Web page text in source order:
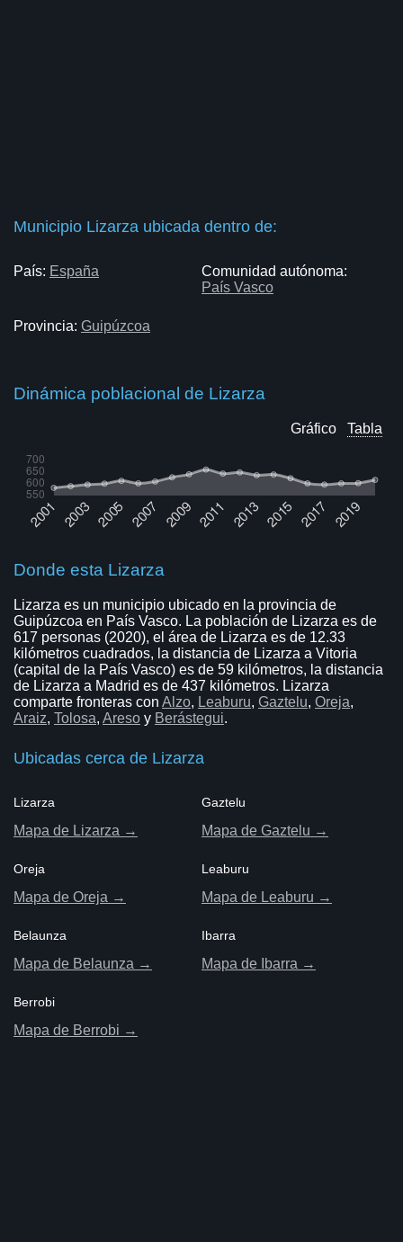
Municipio Lizarza ubicada dentro de:
País: España
Comunidad autónoma:
País Vasco
Provincia: Guipúzcoa
Dinámica poblacional de Lizarza
Gráfico Tabla
Donde esta Lizarza
Lizarza es un municipio ubicado en la provincia de
Guipúzcoa en País Vasco. La población de Lizarza es de
617 personas (2020), el área de Lizarza es de 12.33
kilómetros cuadrados, la distancia de Lizarza a Vitoria
(capital de la País Vasco) es de 59 kilómetros, la distancia
de Lizarza a Madrid es de 437 kilómetros. Lizarza
comparte fronteras con Alzo, Leaburu, Gaztelu, Oreja,
Araiz, Tolosa, Areso y Berástegui.
Ubicadas cerca de Lizarza
Lizarza
Mapa de Lizarza →
Gaztelu
Mapa de Gaztelu →
Oreja
Mapa de Oreja →
Leaburu
Mapa de Leaburu →
Belaunza
Mapa de Belaunza →
Ibarra
Mapa de Ibarra →
Berrobi
Mapa de Berrobi →